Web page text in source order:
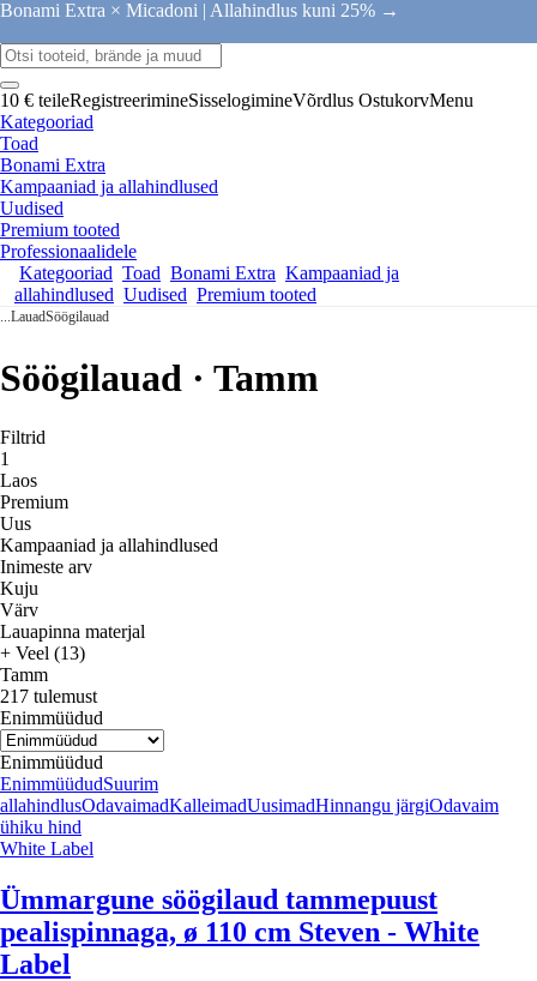
Bonami Extra × Micadoni | Allahindlus kuni 25% →
10 € teileRegistreerimineSisselogimineVõrdlus OstukorvMenu
Kategooriad
Toad
Bonami Extra
Kampaaniad ja allahindlused
Uudised
Premium tooted
Professionaalidele
Kategooriad Toad Bonami Extra Kampaaniad ja
allahindlused Uudised Premium tooted
...LauadSöögilauad
Söögilauad · Tamm
Filtrid
1
Laos
Premium
Uus
Kampaaniad ja allahindlused
Inimeste arv
Kuju
Värv
Lauapinna materjal
+ Veel (13)
Tamm
217 tulemust
Enimmüüdud
Enimmüüdud
EnimmüüdudSuurim
allahindlusOdavaimadKalleimadUusimadHinnangu järgiOdavaim
ühiku hind
White Label
Ümmargune söögilaud tammepuust
pealispinnaga, ø 110 cm Steven - White
Label